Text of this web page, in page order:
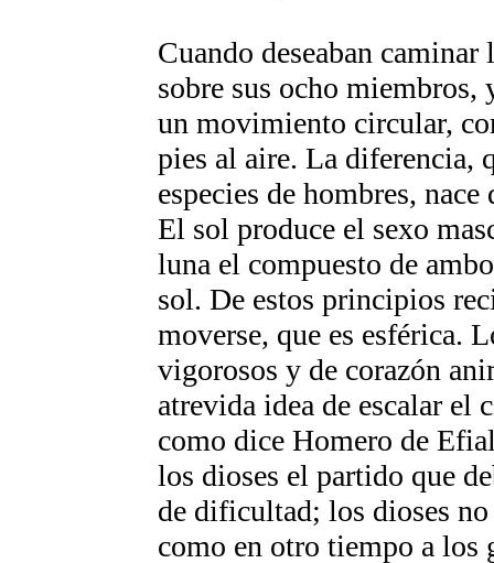
Cuando deseaban
sobre sus ocho miembros,
un movimiento circular,
pies al aire. La diferencia,
especies de hombres,
El sol produce el sexo
luna el compuesto de
sol. De estos principios
moverse, que es esférica.
vigorosos y de corazón
atrevida idea de escalar el
como dice Homero de
los dioses el partido que
de dificultad; los dioses
como en otro tiempo a